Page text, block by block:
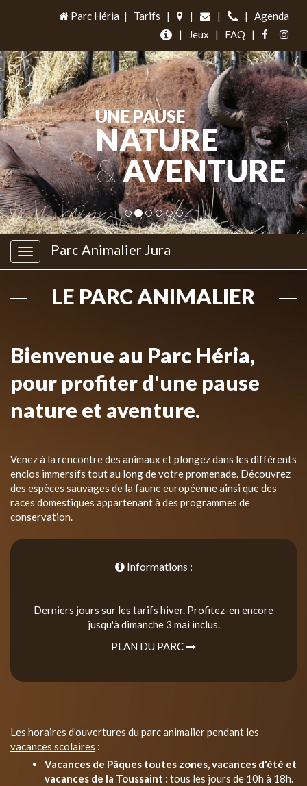
Parc Héria | Tarifs | | | |
Agenda
|
Jeux | FAQ |
UNE PAUSE
NATURE
&AVENTURE
Parc Animalier Jura
LE PARC ANIMALIER
Bienvenue au Parc Héria,
pour profiter d'une pause
nature et aventure.
Venez à la rencontre des animaux et plongez dans les différents
enclos immersifs tout au long de votre promenade. Découvrez
des espèces sauvages de la faune européenne ainsi que des
races domestiques appartenant à des programmes de
conservation.
Informations :
Derniers jours sur les tarifs hiver. Profitez-en encore
jusqu'à dimanche 3 mai inclus.
PLAN DU PARC
Les horaires d’ouvertures du parc animalier pendant les
vacances scolaires :
Vacances de Pâques toutes zones, vacances d'été et
vacances de la Toussaint : tous les jours de 10h à 18h.